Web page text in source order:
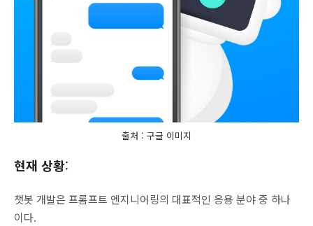
출처 : 구글 이미지
현재 상황:
챗봇 개발은 프롬프트 엔지니어링의 대표적인 응용 분야 중 하나
이다.